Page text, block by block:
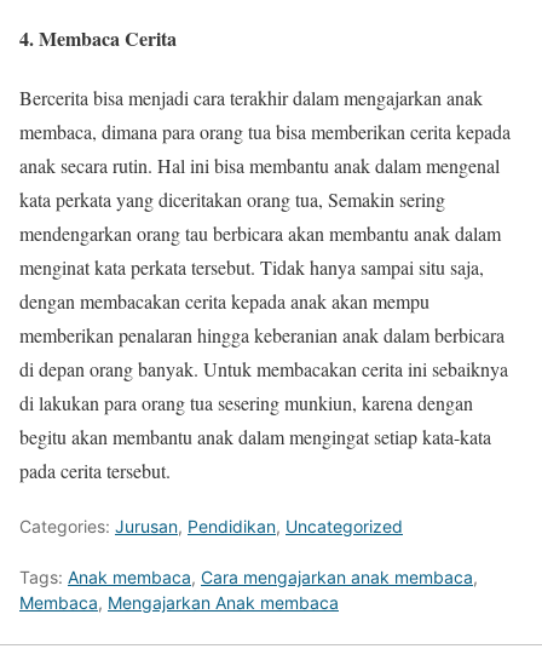
4. Membaca Cerita
Bercerita bisa menjadi cara terakhir dalam mengajarkan anak
membaca, dimana para orang tua bisa memberikan cerita kepada
anak secara rutin. Hal ini bisa membantu anak dalam mengenal
kata perkata yang diceritakan orang tua, Semakin sering
mendengarkan orang tau berbicara akan membantu anak dalam
menginat kata perkata tersebut. Tidak hanya sampai situ saja,
dengan membacakan cerita kepada anak akan mempu
memberikan penalaran hingga keberanian anak dalam berbicara
di depan orang banyak. Untuk membacakan cerita ini sebaiknya
di lakukan para orang tua sesering munkiun, karena dengan
begitu akan membantu anak dalam mengingat setiap kata-kata
pada cerita tersebut.
Categories: Jurusan, Pendidikan, Uncategorized
Tags: Anak membaca, Cara mengajarkan anak membaca,
Membaca, Mengajarkan Anak membaca